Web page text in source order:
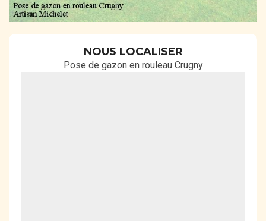
NOUS LOCALISER
Pose de gazon en rouleau Crugny